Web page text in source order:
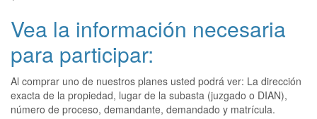
Vea la información necesaria
para participar:
Al comprar uno de nuestros planes usted podrá ver: La dirección
exacta de la propiedad, lugar de la subasta (juzgado o DIAN),
número de proceso, demandante, demandado y matrícula.